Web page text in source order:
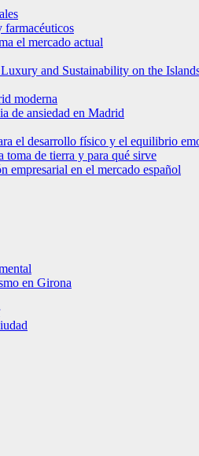
farmacéuticos
el mercado actual
and Sustainability on the
moderna
de ansiedad en Madrid
el desarrollo físico y el equilibrio
toma de tierra y para qué sirve
empresarial en el mercado español
en Girona